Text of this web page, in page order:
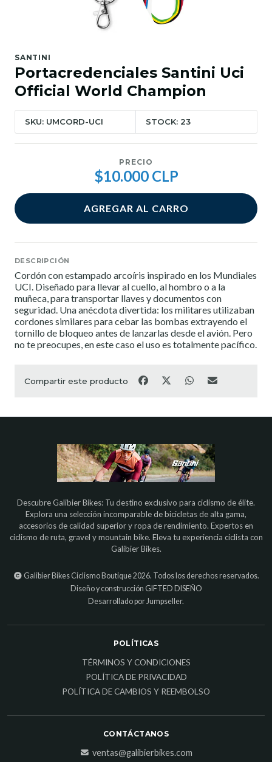
SANTINI
Portacredenciales Santini Uci
Official World Champion
SKU: UMCORD-UCI STOCK: 23
PRECIO
$10.000 CLP
AGREGAR AL CARRO
DESCRIPCIÓN
Cordón con estampado arcoíris inspirado en los Mundiales
UCI. Diseñado para llevar al cuello, al hombro o a la
muñeca, para transportar llaves y documentos con
seguridad. Una anécdota divertida: los militares utilizaban
cordones similares para cebar las bombas extrayendo el
tornillo de bloqueo antes de lanzarlas desde el avión. Pero
no te preocupes, en este caso el uso es totalmente pacífico.
Compartir este producto
Descubre Galibier Bikes: Tu destino exclusivo para ciclismo de élite.
Explora una selección incomparable de bicicletas de alta gama,
accesorios de calidad superior y ropa de rendimiento. Expertos en
ciclismo de ruta, gravel y mountain bike. Eleva tu experiencia ciclista con
Galibier Bikes.
Galibier Bikes Ciclismo Boutique 2026. Todos los derechos reservados.
Diseño y construcción GIFTED DISEÑO
Desarrollado por Jumpseller.
POLÍTICAS
TÉRMINOS Y CONDICIONES
POLÍTICA DE PRIVACIDAD
POLÍTICA DE CAMBIOS Y REEMBOLSO
CONTÁCTANOS
ventas@galibierbikes.com